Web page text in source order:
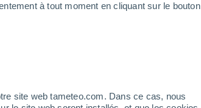
à tout moment en cliquant sur le bouton
site web tameteo.com. Dans ce cas, nous